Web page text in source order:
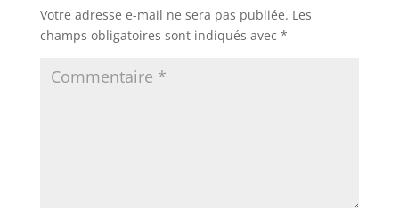
Votre adresse e-mail ne sera pas publiée. Les
champs obligatoires sont indiqués avec *